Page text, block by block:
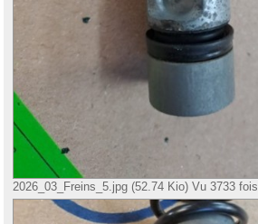
2026_03_Freins_5.jpg (52.74 Kio) Vu 3733 fois